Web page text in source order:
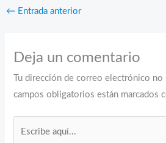
← Entrada anterior
Deja un comentario
Tu dirección de correo electrónico no
campos obligatorios están marcados